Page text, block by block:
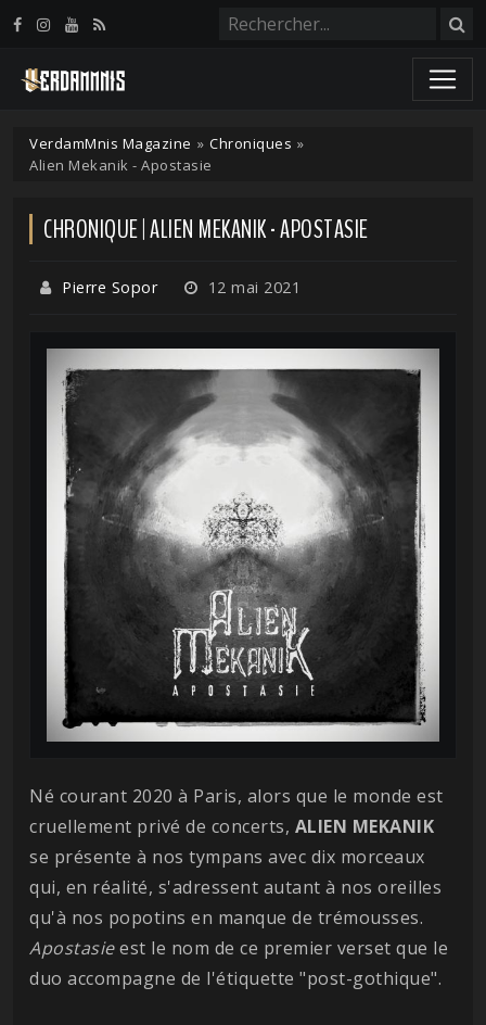
VerdamMnis Magazine » Chroniques »
Alien Mekanik - Apostasie
CHRONIQUE | ALIEN MEKANIK - APOSTASIE
Pierre Sopor 12 mai 2021
Né courant 2020 à Paris, alors que le monde est
cruellement privé de concerts, ALIEN MEKANIK
se présente à nos tympans avec dix morceaux
qui, en réalité, s'adressent autant à nos oreilles
qu'à nos popotins en manque de trémousses.
Apostasieest le nom de ce premier verset que le
duo accompagne de l'étiquette "post-gothique".
Panneau de gestion des cookies